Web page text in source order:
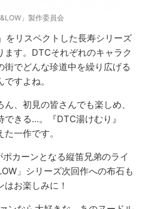
」製作委員会
をリスペクトした長寿シリーズ
ます。DTCそれぞれのキャラク
街でどんな珍道中を繰り広げる
すよね。
、初見の皆さんでも楽しめ、
きる…。『DTC湯けむり』
一作です。
カーンとなる縦笛兄弟のライ
」シリーズ次回作への布石も
お楽しみに！